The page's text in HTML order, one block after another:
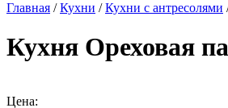
Главная /Кухни /Кухни с антресолями
Кухня Ореховая
Цена: